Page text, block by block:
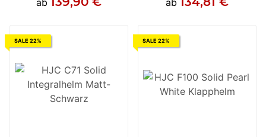
ab abab
SALE 22% SALE 22%